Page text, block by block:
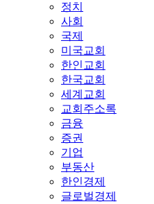
정치
사회
국제
미국교회
한인교회
한국교회
세계교회
교회주소록
금융
증권
기업
부동산
한인경제
글로벌경제